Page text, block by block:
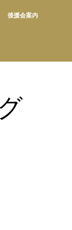
後援会案内